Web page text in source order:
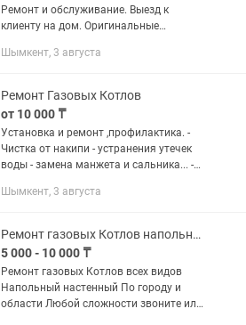
Ремонт и обслуживание. Выезд к
клиенту на дом. Оригинальные
Ремонт плат, промывка
чистка,замена,профилактика. Быстро...
Шымкент, 3 августа
Ремонт Газовых Котлов
от 10 000 ₸
Установка и ремонт ,профилактика. -
Чистка от накипи - устранения утечек
воды - замена манжета и сальника... -
газовых колонок
Шымкент, 3 августа
Ремонт газовых Котлов напольный настенный всех видов Барлык печ жасаймыз
5 000 - 10 000 ₸
Ремонт газовых Котлов всех видов
Напольный настенный По городу и
области Любой сложности звоните или